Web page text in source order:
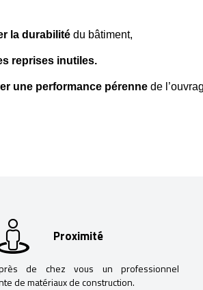
la durabilité du bâtiment,
reprises inutiles.
une performance pérenne de
Proximité
de chez vous un professionnel
de matériaux de construction.